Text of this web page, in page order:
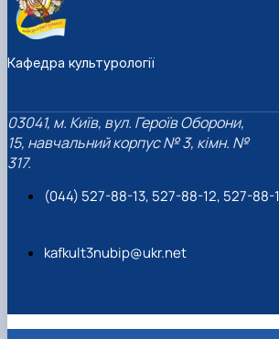
Кафедра культурології
03041, м. Київ, вул. Героїв Оборони,
15, навчальний корпус № 3, кімн. №
317.
(044) 527-88-13, 527-88-12, 527-88-
kafkult3nubip@ukr.net